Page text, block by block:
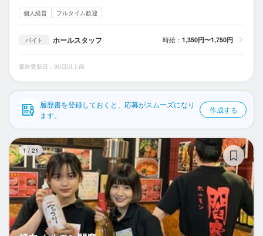
ヘルプ・お問い合わせフォーム
掲載をご検討の店舗様へ
食べログ求人PRESS
プライバシーポリシー
利用規約
個人経営 フルタイム歓迎
バイト ホールスタッフ 時給： 1,350円〜1,750円
最終更新日：30日以上前
履歴書を登録しておくと、応募がスムーズになり
ます。
作成する
1 / 21